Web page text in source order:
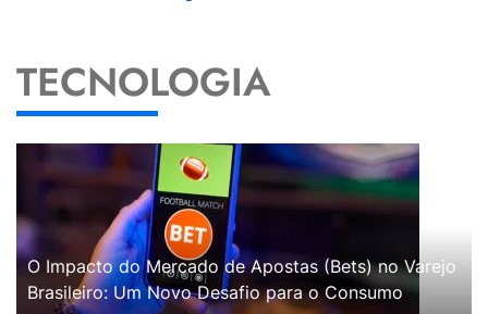
TECNOLOGIA
O Impacto do Mercado de Apostas (Bets) no Varejo
Brasileiro: Um Novo Desafio para o Consumo